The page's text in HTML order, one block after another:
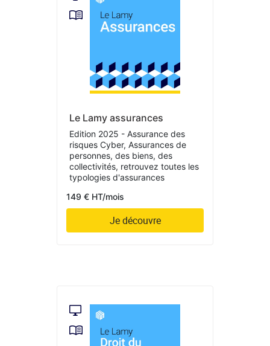
Le Lamy assurances
Edition 2025 - Assurance des
risques Cyber, Assurances de
personnes, des biens, des
collectivités, retrouvez toutes les
typologies d'assurances
149 € HT/mois
Je découvre